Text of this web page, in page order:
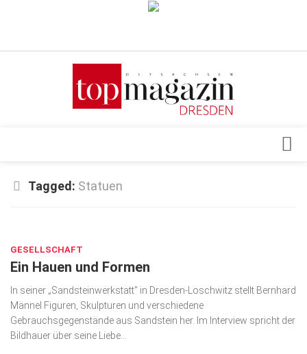
Verkaufsstellen
Top Gesundheitsforum Dresden / Ostsachsen
Geschäft
gesund & schön
Gesellschaft
Kunst & Kultur
Tagged: Statuen
GESELLSCHAFT
Ein Hauen und Formen
In seiner „Sandsteinwerkstatt” in Dresden-Loschwitz stellt Bernhard
Männel Figuren, Skulpturen und verschiedene
Gebrauchsgegenstände aus Sandstein her. Im Interview spricht der
Bildhauer über seine Liebe...